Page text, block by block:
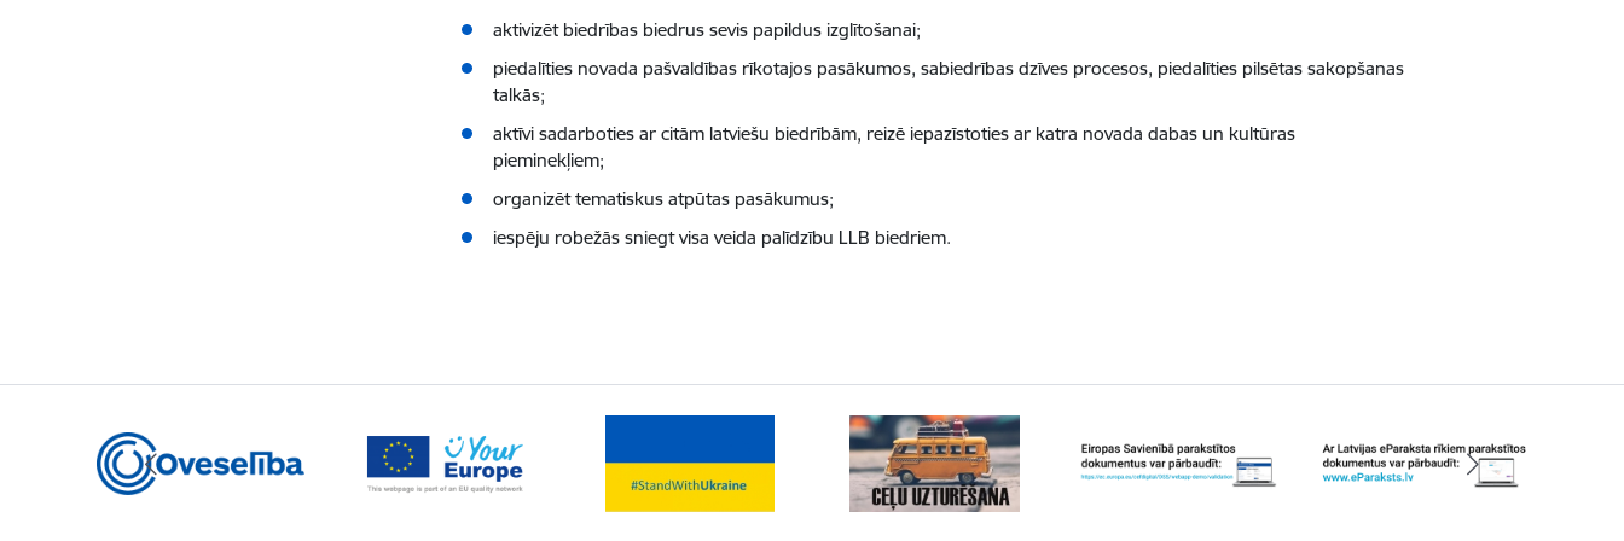
aktivizēt biedrības biedrus sevis papildus izglītošanai;
piedalīties novada pašvaldības rīkotajos pasākumos, sabiedrības dzīves procesos, piedalīties pilsētas sakopšanas
talkās;
aktīvi sadarboties ar citām latviešu biedrībām, reizē iepazīstoties ar katra novada dabas un kultūras
pieminekļiem;
organizēt tematiskus atpūtas pasākumus;
iespēju robežās sniegt visa veida palīdzību LLB biedriem.